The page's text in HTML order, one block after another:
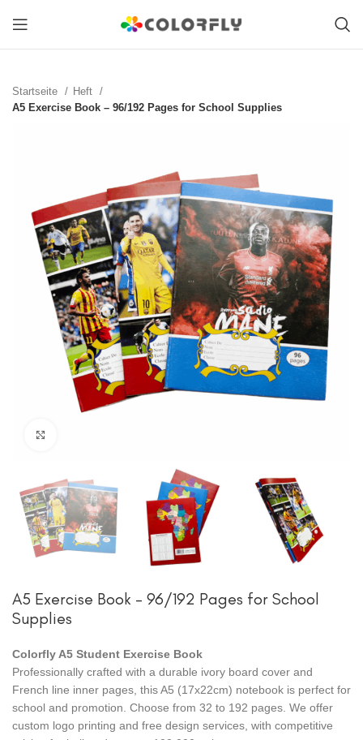
Startseite
Heft
A5 Exercise Book – 96/192 Pages for School Supplies
A5 Exercise Book – 96/192 Pages for School
Supplies
Colorfly A5 Student Exercise Book
Professionally crafted with a durable ivory board cover and
French line inner pages, this A5 (17x22cm) notebook is perfect for
school and promotion. Choose from 32 to 192 pages. We offer
custom logo printing and free design services, with competitive